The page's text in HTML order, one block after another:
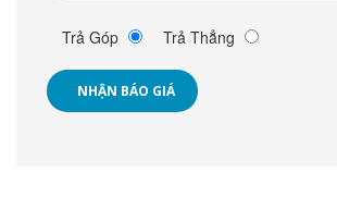
Trả Góp Trả Thẳng